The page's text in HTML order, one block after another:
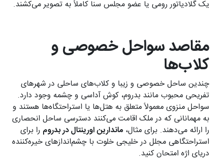
یک گلادیاتور رومی یا عضو مجلس سنا کاملاً به تصویر می‌کشند.
مقاصد سواحل خصوصی و
کلاب‌ها
چندین ساحل خصوصی و زیبا و کلاب‌های ساحلی در شهرهای
تفریحی محبوب مانند بدروم، کوش آداسی و چشمه وجود دارد.
سواحل منزوی معمولاً متعلق به هتل‌ها یا استراحتگاه‌ها هستند و
به مهمانانی که در ملک اقامت می‌کنند دسترسی ساحل انحصاری
را ارائه می‌دهند. برای مثال، ماندارین اورینتال در بدروم را برای
استراحتگاهی مجلل در خلیجی خلوت با چشم‌اندازهای خیره‌کننده
دریای اژه امتحان کنید.